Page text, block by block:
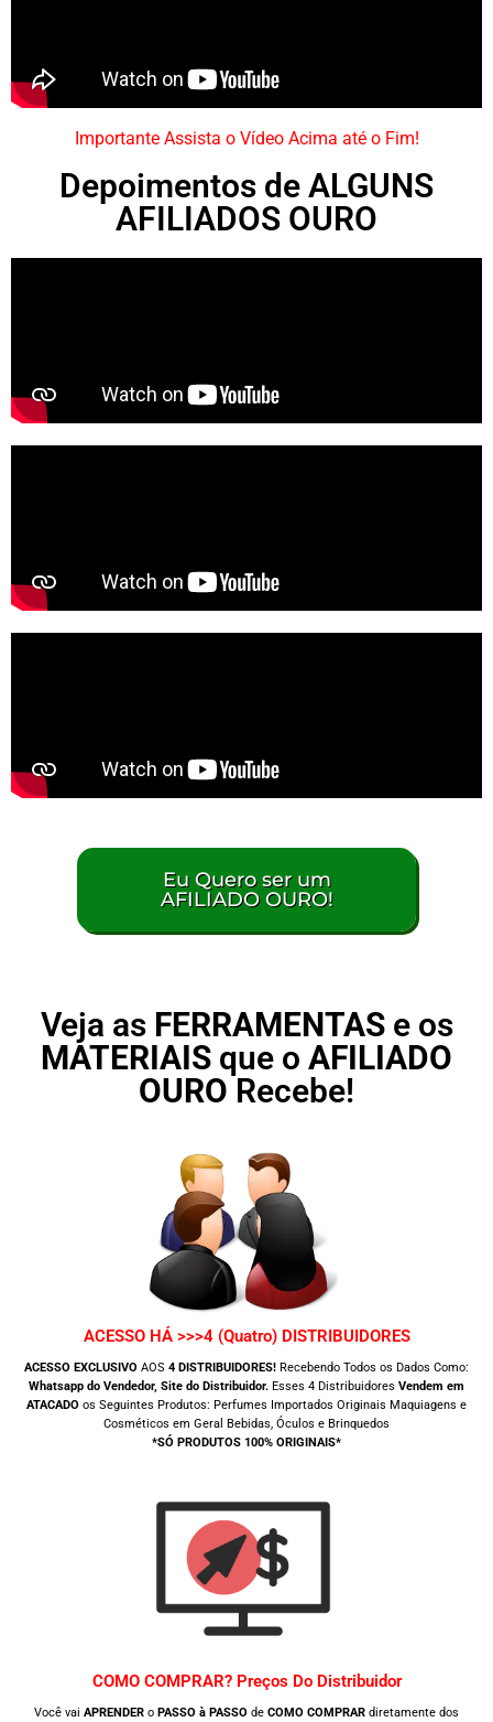
Importante Assista o Vídeo Acima até o Fim!
Depoimentos de ALGUNS
AFILIADOS OURO
Eu Quero ser um
AFILIADO OURO!
Veja as FERRAMENTASe os
MATERIAIS que o AFILIADO
OURO Recebe!
ACESSO HÁ >>>4 (Quatro) DISTRIBUIDORES
ACESSO EXCLUSIVO AOS 4 DISTRIBUIDORES! Recebendo Todos os Dados Como:
Whatsapp do Vendedor, Site do Distribuidor. Esses 4 Distribuidores Vendem em
ATACADO os Seguintes Produtos: Perfumes Importados Originais Maquiagens e
Cosméticos em Geral Bebidas, Óculos e Brinquedos
*SÓ PRODUTOS 100% ORIGINAIS*
COMO COMPRAR? Preços Do Distribuidor
Você vai APRENDER o PASSO à PASSO de COMO COMPRAR diretamente dos